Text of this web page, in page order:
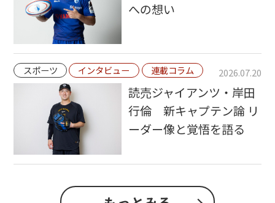
への想い
スポーツ インタビュー 連載コラム 2026.07.20
読売ジャイアンツ・岸田
行倫 新キャプテン論 リ
ーダー像と覚悟を語る